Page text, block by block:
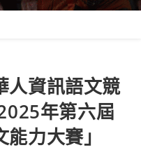
人資訊語文競
年第六屆
力大賽」